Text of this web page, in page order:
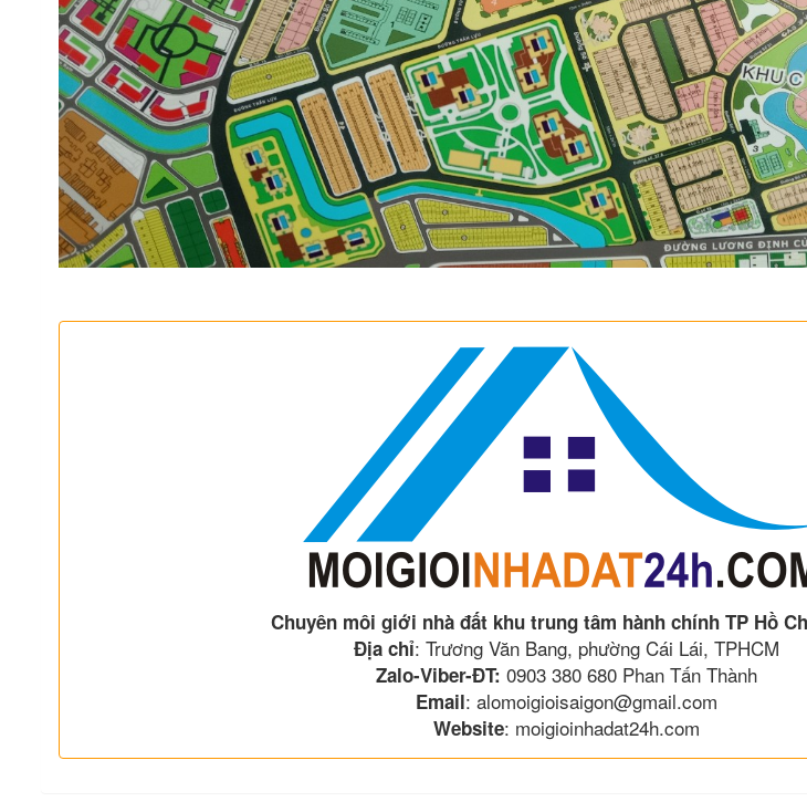
Chuyên môi giới nhà đất khu trung tâm hành chính TP Hồ
Địa chỉ: Trương Văn Bang, phường Cái Lái, TPHCM
Zalo-Viber-ĐT: 0903 380 680 Phan Tấn Thành
Email: alomoigioisaigon@gmail.com
Website: moigioinhadat24h.com